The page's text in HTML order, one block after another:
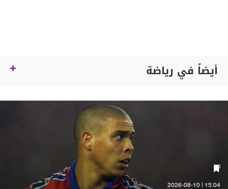
أيضاً في رياضة
15:04 | 2026-08-10